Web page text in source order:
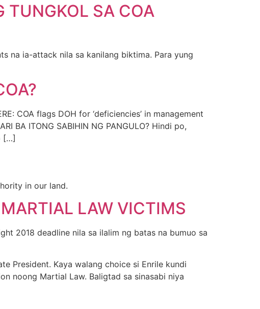
TUNGKOL SA COA
na ia-attack nila sa kanilang biktima. Para yung
COA flags DOH for ‘deficiencies’ in management
BA ITONG SABIHIN NG PANGULO? Hindi po,
[…]
in our land.
LAW VICTIMS
2018 deadline nila sa ilalim ng batas na bumuo sa
President. Kaya walang choice si Enrile kundi
noong Martial Law. Baligtad sa sinasabi niya